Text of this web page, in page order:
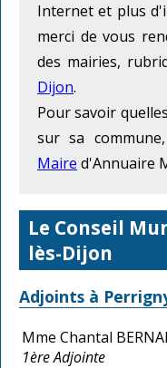
Internet et plus
merci de vous
des mairies,
Dijon.
Pour savoir
sur sa
Maire d'Annuaire
Le Conseil
lès-Dijon
Adjoints à
Mme Chantal
1ère Adjointe